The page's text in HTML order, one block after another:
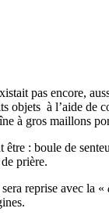
pas encore,
objets à l’aide de
à gros maillons
être : boule de
prière.
reprise avec la «